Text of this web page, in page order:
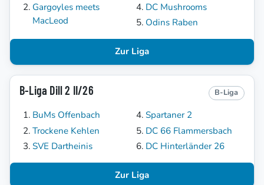
Gargoyles meets
MacLeod
DC Mushrooms
Odins Raben
Zur Liga
B-Liga Dill 2 II/26 B-Liga
BuMs Offenbach
Trockene Kehlen
SVE Dartheinis
Spartaner 2
DC 66 Flammersbach
DC Hinterländer 26
Zur Liga